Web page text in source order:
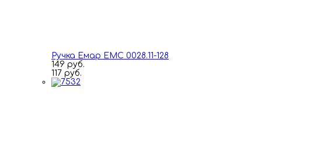
Ручка Емар ЕМС 0028.11-128
149 руб.
117 руб.